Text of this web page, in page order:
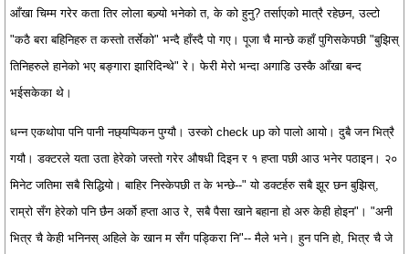
आँखा चिम्म गरेर कता तिर लोला बज्र्यो भनेको त, के को हुनु? तर्साएको मात्रै रहेछन, उल्टो
"कठै बरा बहिनिहरु त कस्तो तर्सेको" भन्दै हाँस्दै पो गए। पूजा चै मान्छे कहाँ पुगिसकेपछी "बुझिस्
तिनिहरुले हानेको भए बङ्गारा झारिदिन्थे" रे। फेरी मेरो भन्दा अगाडि उस्कै आँखा बन्द
भईसकेका थे।
धन्न एकथोपा पनि पानी नछ्यप्पिकन पुग्यौ। उस्को check up को पालो आयो। दुबै जन भित्रै
गयौ। डक्टरले यता उता हेरेको जस्तो गरेर औषधी दिइन र १ हप्ता पछी आउ भनेर पठाइन। २०
मिनेट जतिमा सबै सिद्धियो। बाहिर निस्केपछी त के भन्छे--" यो डक्टर्हरु सबै झूर छन बुझिस्,
राम्रो सँग हेरेको पनि छैन अर्को हप्ता आउ रे, सबै पैसा खाने बहाना हो अरु केही होइन"। "अनी
भित्र चै केही भनिनस् अहिले के खान म सँग पड्किरा नि"-- मैले भने। हुन पनि हो, भित्र चै जे